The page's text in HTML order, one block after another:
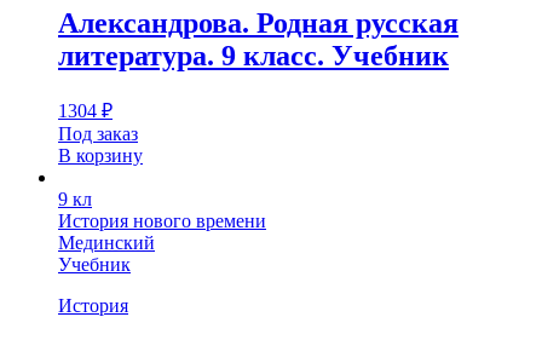
Александрова. Родная русская
литература. 9 класс. Учебник
1304 ₽
Под заказ
В корзину
9 кл
История нового времени
Мединский
Учебник
История